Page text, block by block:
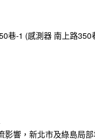
巷-1 (感測器 南上路
影響，新北市及綠島局